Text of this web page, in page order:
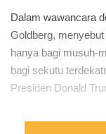
Dalam wawancara
Goldberg,
hanya bagi musuh-
bagi sekutu
Presiden Donald